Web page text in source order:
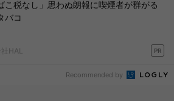
こ税なし」思わぬ朗報に喫煙者が群がる
バコ
社HAL PR
Recommended by